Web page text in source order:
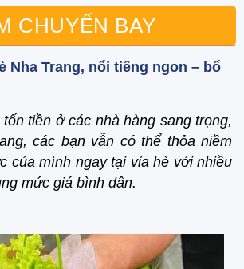
CHUYẾN BAY
Nha Trang, nổi tiếng ngon – bổ
tiền ở các nhà hàng sang trọng,
các bạn vẫn có thể thỏa niềm
của mình ngay tại vỉa hè với nhiều
mức giá bình dân.